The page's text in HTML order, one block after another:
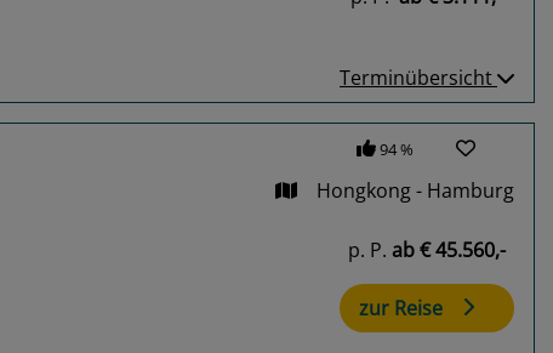
Terminübersicht
94 %
Hongkong - Hamburg
p. P. ab€ 45.560,-
zur Reise